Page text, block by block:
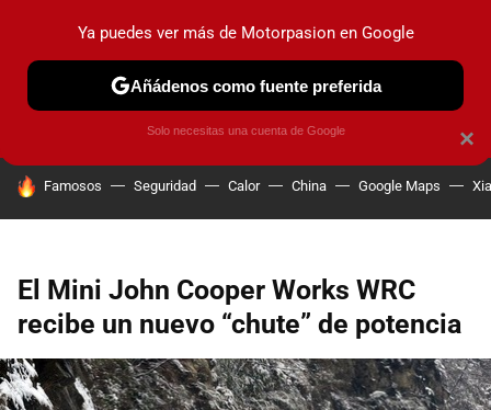
PRUEBAS COCHES ELÉCTRICOS OBSERVATORIO
HOY SE HABLA DE
Famosos Seguridad Calor China Google Maps
El Mini John Cooper Works WRC
recibe un nuevo “chute” de potencia
×
Ya puedes ver más de Motorpasion en Google
Añádenos como fuente preferida
Solo necesitas una cuenta de Google